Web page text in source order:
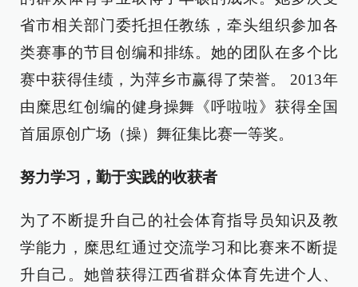
省市相关部门委托担任教练，牵头组织参加各
类赛事的节目创编和排练。她的团队在多个比
赛中获得佳绩，为萍乡市赢得了荣誉。 2013年
由糜思红创编的健身操舞《呼啦啦》获得全国
首届原创广场（操）舞征集比赛一等奖。
努力学习，勤于实践的收获者
为了不断提升自己的社会体育指导员知识及教
学能力，糜思红通过交流学习和比赛来不断提
升自己。她曾获得江西省群众体育先进个人、